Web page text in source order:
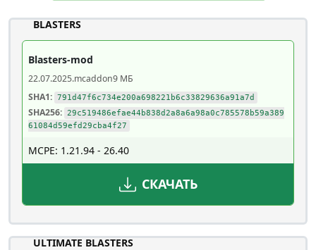
BLASTERS
Blasters-mod
22.07.2025.mcaddon9 МБ
SHA1: 791d47f6c734e200a698221b6c33829636a91a7d
SHA256: 29c519486efae44b838d2a8a6a98a0c785578b59a389
61084d59efd29cba4f27
MCPE: 1.21.94 - 26.40
СКАЧАТЬ
ULTIMATE BLASTERS